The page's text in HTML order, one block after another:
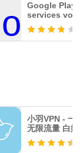
Google Play-
services voor
小羽VPN - 一
无限流量 白嫖